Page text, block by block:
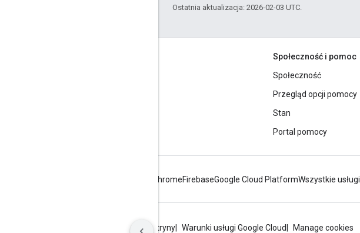
Ostatnia aktualizacja: 2026-02-03 UTC.
Społeczność i pomoc
Społeczność
Przegląd opcji pomocy
Stan
Portal pomocy
ChromeFirebaseGoogle Cloud PlatformWszystkie usługi
Warunki korzystania z witryny Warunki usługi Google Cloud Manage cookies